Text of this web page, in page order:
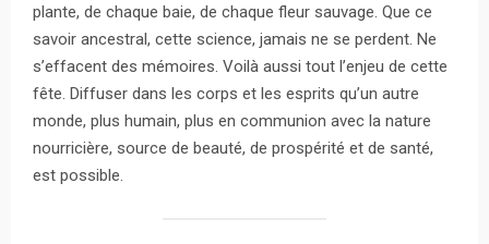
plante, de chaque baie, de chaque fleur sauvage. Que ce
savoir ancestral, cette science, jamais ne se perdent. Ne
s’effacent des mémoires. Voilà aussi tout l’enjeu de cette
fête. Diffuser dans les corps et les esprits qu’un autre
monde, plus humain, plus en communion avec la nature
nourricière, source de beauté, de prospérité et de santé,
est possible.